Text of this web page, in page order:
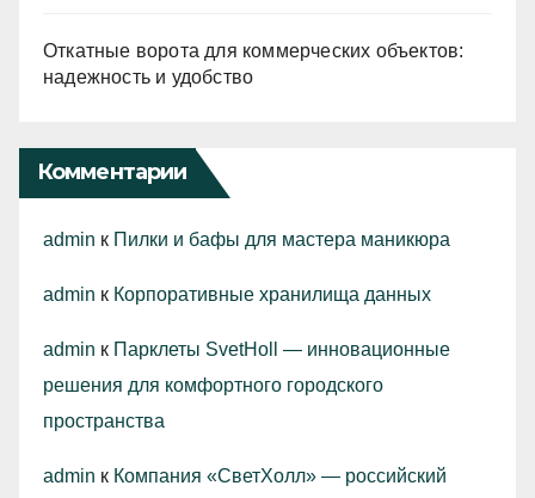
Откатные ворота для коммерческих объектов:
надежность и удобство
Комментарии
admin к Пилки и бафы для мастера маникюра
admin к Корпоративные хранилища данных
admin к Парклеты SvetHoll — инновационные
решения для комфортного городского
пространства
admin к Компания «СветХолл» — российский